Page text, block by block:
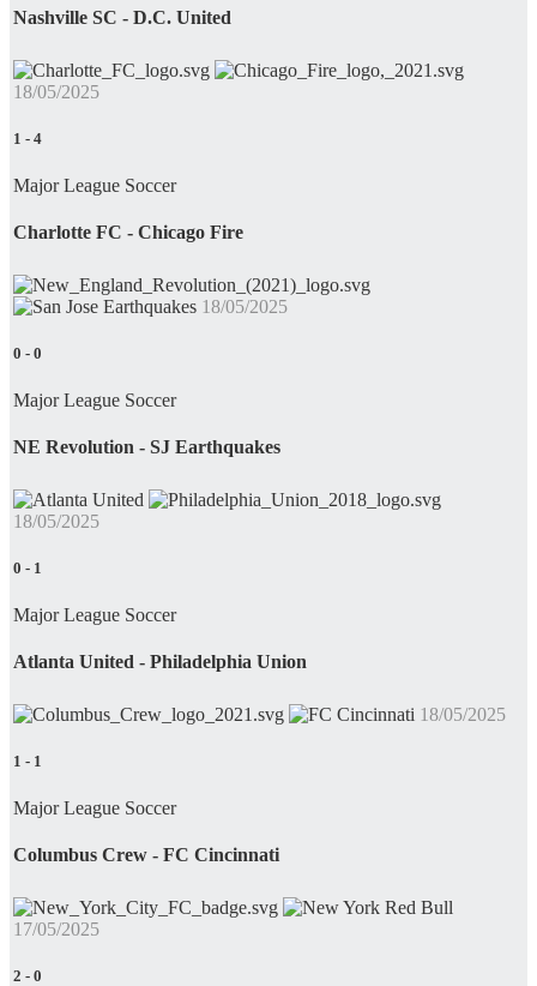
Nashville SC - D.C. United
18/05/2025
1 - 4
Major League Soccer
Charlotte FC - Chicago Fire
18/05/2025
0 - 0
Major League Soccer
NE Revolution - SJ Earthquakes
18/05/2025
0 - 1
Major League Soccer
Atlanta United - Philadelphia Union
18/05/2025
1 - 1
Major League Soccer
Columbus Crew - FC Cincinnati
17/05/2025
2 - 0